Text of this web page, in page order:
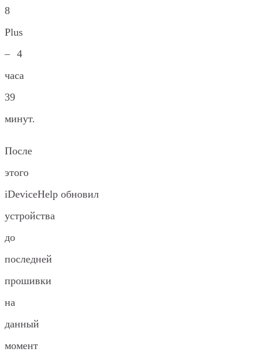
8
Plus
– 4
часа
39
минут.
После
этого
iDeviceHelp обновил
устройства
до
последней
прошивки
на
данный
момент